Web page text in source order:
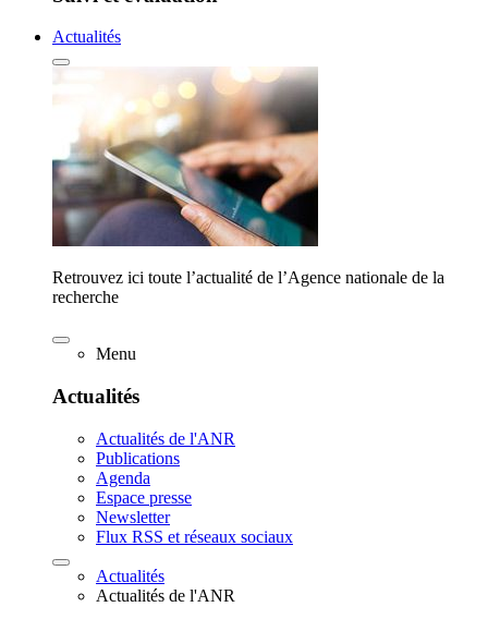
Actualités
Retrouvez ici toute l’actualité de l’Agence nationale de la
recherche
Menu
Actualités
Actualités de l'ANR
Publications
Agenda
Espace presse
Newsletter
Flux RSS et réseaux sociaux
Actualités
Actualités de l'ANR